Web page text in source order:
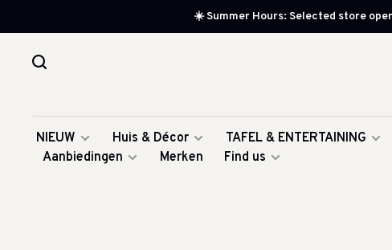
☀️ Summer Hours: Selected store
NIEUW Huis & Décor TAFEL & ENTERTAINING
Aanbiedingen
Merken Find us